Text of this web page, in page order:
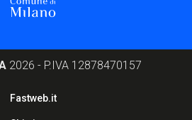
2026 - P.IVA 12878470157
Fastweb.it